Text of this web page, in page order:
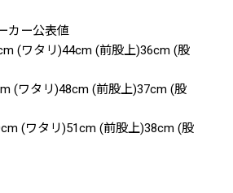
カー公表値
(ワタリ)44cm (前股上)36cm (股
(ワタリ)48cm (前股上)37cm (股
(ワタリ)51cm (前股上)38cm (股